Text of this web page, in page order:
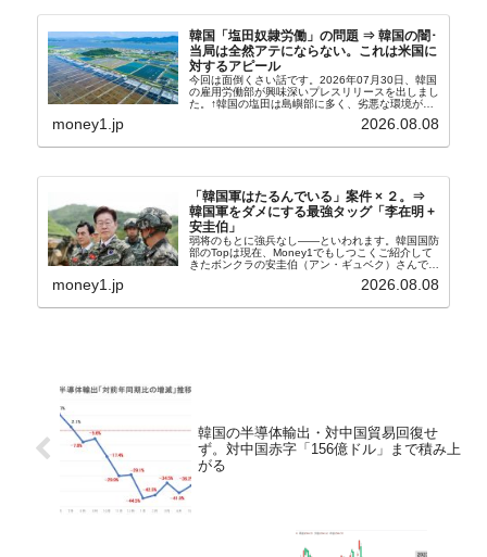
韓国「塩田奴隷労働」の問題 ⇒ 韓国の闇･
当局は全然アテにならない。これは米国に
対するアピール
今回は面倒くさい話です。2026年07月30日、韓国
の雇用労働部が興味深いプレスリリースを出しまし
た。↑韓国の塩田は島嶼部に多く、劣悪な環境が一
たといわれます（後述）。これは、いわゆる「塩田
money1.jp 2026.08.08
「韓国軍はたるんでいる」案件 × ２。⇒
韓国軍をダメにする最強タッグ「李在明 +
安圭伯」
弱将のもとに強兵なし――といわれます。韓国国防
部のTopは現在、Money1でもしつこくご紹介して
きたボンクラの安圭伯（アン・ギュベク）さんで
さんと「韓国初の文官上がり」の国防部長官安圭伯
money1.jp 2026.08.08
韓国の半導体輸出・対中国貿易回復せ
ず。対中国赤字「156億ドル」まで積み上
がる